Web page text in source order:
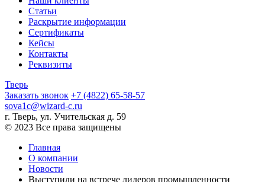
Статьи
Раскрытие информации
Сертификаты
Кейсы
Контакты
Реквизиты
Тверь
Заказать звонок +7 (4822) 65-58-57
sova1c@wizard-c.ru
г. Тверь, ул. Учительская д. 59
© 2023 Все права защищены
Главная
О компании
Новости
Выступили на встрече лидеров промышленности